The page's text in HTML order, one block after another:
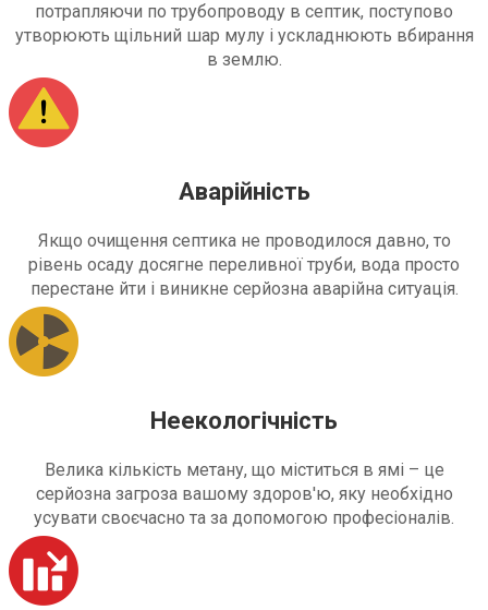
потрапляючи по трубопроводу в септик, поступово
утворюють щільний шар мулу і ускладнюють вбирання
в землю.
Аварійність
Якщо очищення септика не проводилося давно, то
рівень осаду досягне переливної труби, вода просто
перестане йти і виникне серйозна аварійна ситуація.
Неекологічність
Велика кількість метану, що міститься в ямі – це
серйозна загроза вашому здоров'ю, яку необхідно
усувати своєчасно та за допомогою професіоналів.